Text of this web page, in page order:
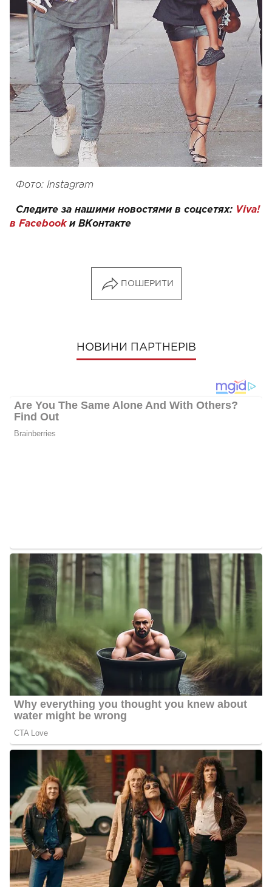
Фото: Instagram
Следите за нашими новостями в соцсетях: Viva!
в Facebookи ВКонтакте
ПОШЕРИТИ
НОВИНИ ПАРТНЕРІВ